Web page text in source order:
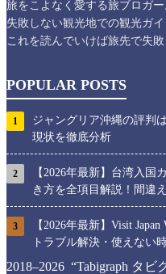
旅をこよなく愛する旅ブロガー
失敗しない観光地での観光ガ
これを読んでいけば旅先で失敗
POPULAR POSTS
1
ジャングリア沖縄の評判
現状を徹底分析
2
【2026年最新】台湾入国
き方を全項目解説！間違
3
【2026年最新】Visit
トラブル解決・使えない
2018–2026 “Tabigraph タビ